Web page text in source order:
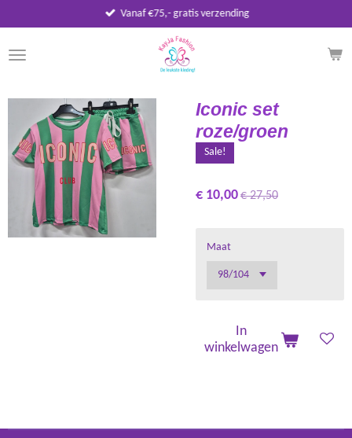
direct
naar
de
Vanaf €75,- gratis verzending
Iconic set
roze/groen
Sale!
€ 10,00€ 27,50
Maat
In
winkelwagen